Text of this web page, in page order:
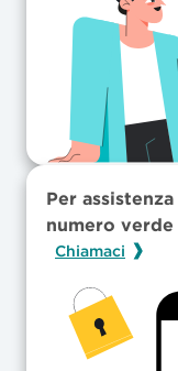
Per
numero verde
Chiamaci